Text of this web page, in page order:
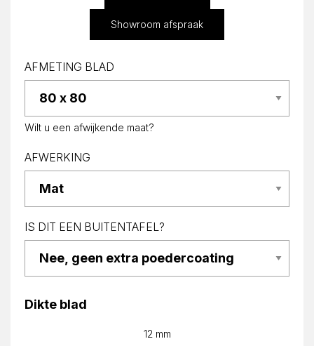
Showroom afspraak
AFMETING BLAD
Wilt u een afwijkende maat?
AFWERKING
IS DIT EEN BUITENTAFEL?
Dikte blad
12 mm